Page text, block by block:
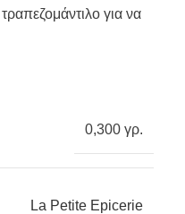
για να
0,300 γρ.
La Petite Epicerie